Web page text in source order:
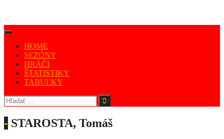
HOME
SEZÓNY
HRÁČI
ŠTATISTIKY
TABUĽKY
- STAROSTA, Tomáš